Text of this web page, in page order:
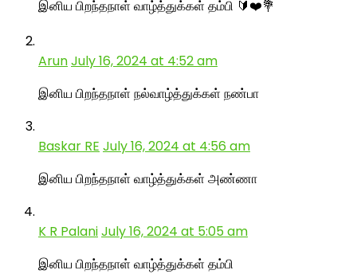
இனிய பிறந்தநாள் வாழ்த்துக்கள் தம்பி 🔰❤️💐
ArunJuly 16, 2024 at 4:52 am
இனிய பிறந்தநாள் நல்வாழ்த்துக்கள் நண்பா
Baskar RE July 16, 2024 at 4:56 am
இனிய பிறந்தநாள் வாழ்த்துக்கள் அண்ணா
K R PalaniJuly 16, 2024 at 5:05 am
இனிய பிறந்தநாள் வாழ்த்துக்கள் தம்பி